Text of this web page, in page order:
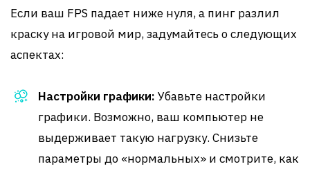
Если ваш FPS падает ниже нуля, а пинг разлил
краску на игровой мир, задумайтесь о следующих
аспектах:
Настройки графики: Убавьте настройки
графики. Возможно, ваш компьютер не
выдерживает такую нагрузку. Снизьте
параметры до «нормальных» и смотрите, как